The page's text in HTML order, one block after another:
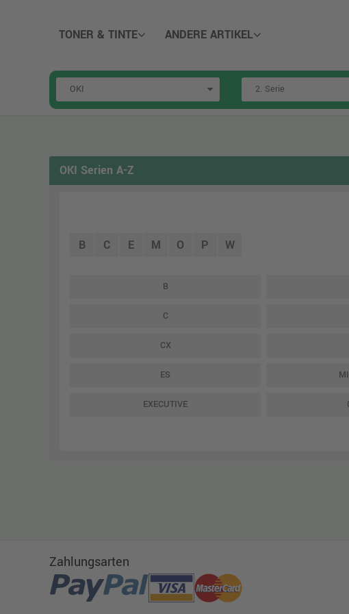
TONER & TINTE ANDERE ARTIKEL
OKI Serien A-Z
B C E M O P W
B
C
CX
ES
EXECUTIVE
Zahlungsarten